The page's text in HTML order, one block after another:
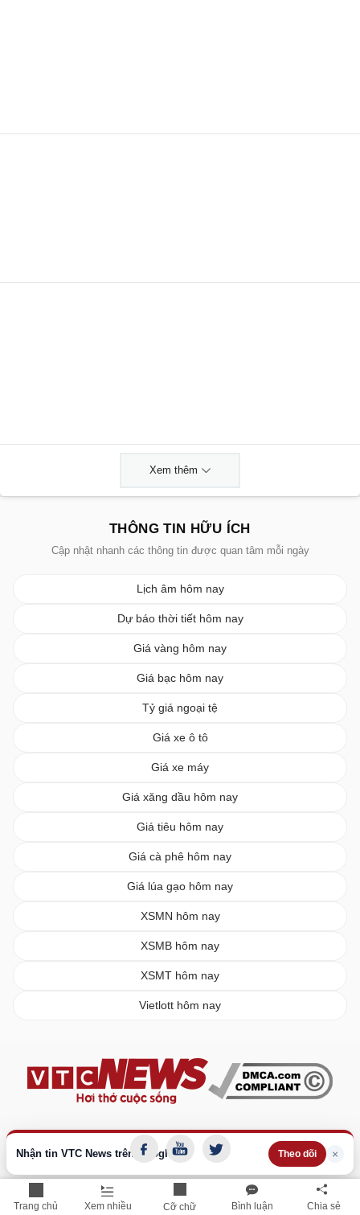
Trang chủ Xem nhiều Cỡ chữ Bình luận Chia sẻ
Nhận tin VTC News trên Google Theo dõi ×
Xem thêm
THÔNG TIN HỮU ÍCH
Cập nhật nhanh các thông tin được quan tâm mỗi ngày
Lịch âm hôm nay
Dự báo thời tiết hôm nay
Giá vàng hôm nay
Giá bạc hôm nay
Tỷ giá ngoại tệ
Giá xe ô tô
Giá xe máy
Giá xăng dầu hôm nay
Giá tiêu hôm nay
Giá cà phê hôm nay
Giá lúa gạo hôm nay
XSMN hôm nay
XSMB hôm nay
XSMT hôm nay
Vietlott hôm nay